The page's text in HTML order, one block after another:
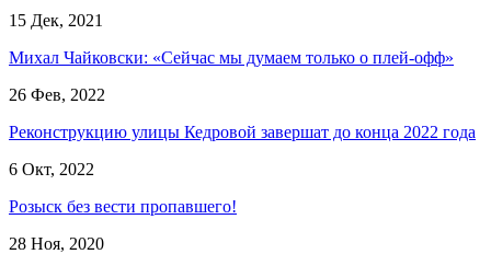
15 Дек, 2021
Михал Чайковски: «Сейчас мы думаем только о плей-офф»
26 Фев, 2022
Реконструкцию улицы Кедровой завершат до конца 2022 года
6 Окт, 2022
Розыск без вести пропавшего!
28 Ноя, 2020